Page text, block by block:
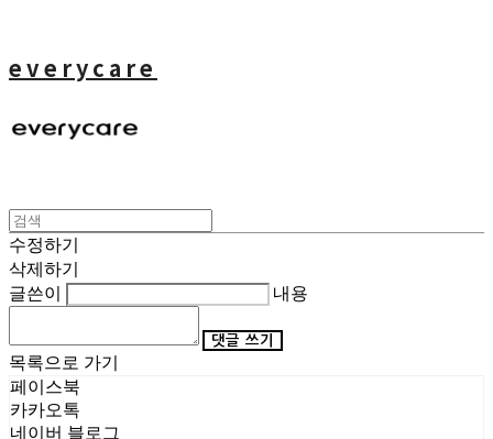
everycare
수정하기
삭제하기
글쓴이
내용
댓글 쓰기
목록으로 가기
페이스북
카카오톡
네이버 블로그